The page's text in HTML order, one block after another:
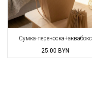
Сумка-переноска+аквабокс
25.00 BYN